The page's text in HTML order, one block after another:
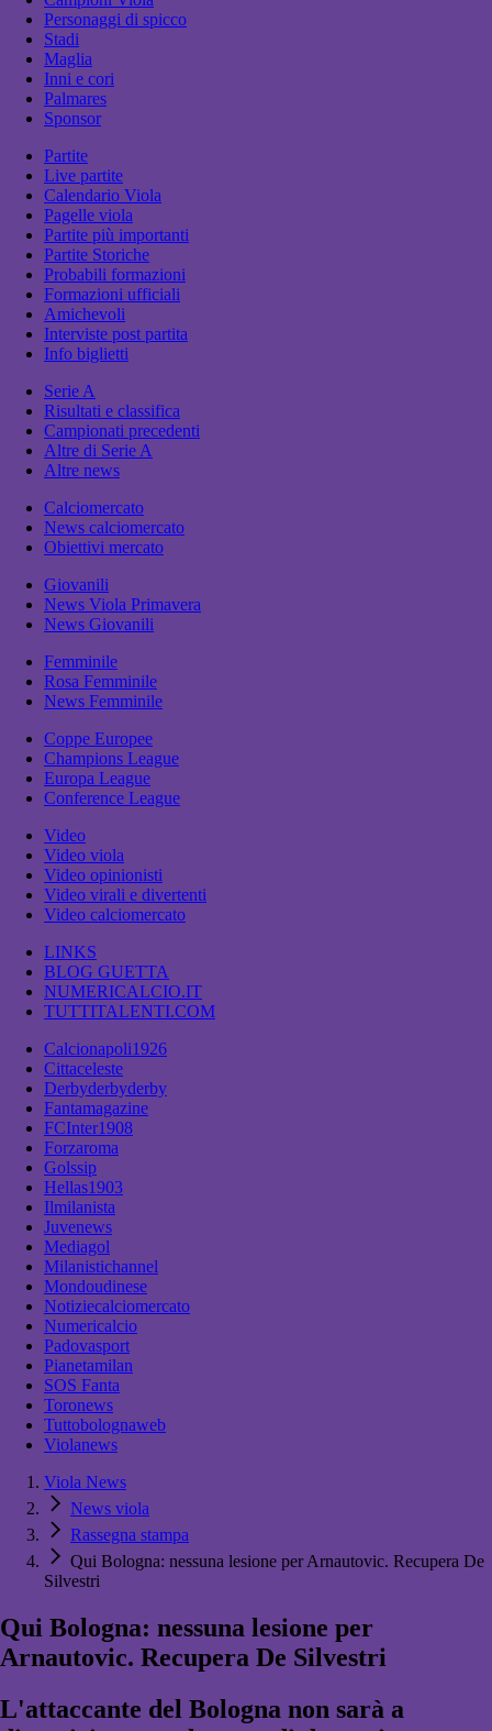
Personaggi di spicco
Stadi
Maglia
Inni e cori
Palmares
Sponsor
Partite
Live partite
Calendario Viola
Pagelle viola
Partite più importanti
Partite Storiche
Probabili formazioni
Formazioni ufficiali
Amichevoli
Interviste post partita
Info biglietti
Serie A
Risultati e classifica
Campionati precedenti
Altre di Serie A
Altre news
Calciomercato
News calciomercato
Obiettivi mercato
Giovanili
News Viola Primavera
News Giovanili
Femminile
Rosa Femminile
News Femminile
Coppe Europee
Champions League
Europa League
Conference League
Video
Video viola
Video opinionisti
Video virali e divertenti
Video calciomercato
LINKS
BLOG GUETTA
NUMERICALCIO.IT
TUTTITALENTI.COM
Calcionapoli1926
Cittaceleste
Derbyderbyderby
Fantamagazine
FCInter1908
Forzaroma
Golssip
Hellas1903
Ilmilanista
Juvenews
Mediagol
Milanistichannel
Mondoudinese
Notiziecalciomercato
Numericalcio
Padovasport
Pianetamilan
SOS Fanta
Toronews
Tuttobolognaweb
Violanews
Viola News
News viola
Rassegna stampa
Qui Bologna: nessuna lesione per Arnautovic. Recupera De
Silvestri
Qui Bologna: nessuna lesione per
Arnautovic. Recupera De Silvestri
L'attaccante del Bologna non sarà a